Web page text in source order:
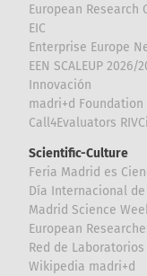
European Research
EIC
Enterprise Europe
EEN SCALEUP 2026/
Innovación
madri+d Foundation
Call4Evaluators
Scientific-Culture
Feria Madrid es
Día Internacional
Madrid Science
European
Red de
Wikipedia madri+d